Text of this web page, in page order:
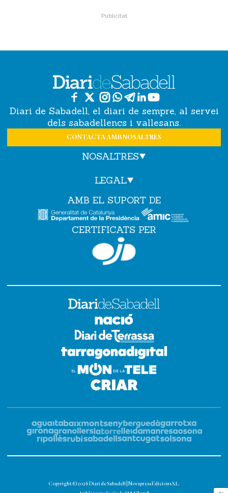
Diari de Sabadell, el diari de sempre, al servei
dels sabadellencs i vallesans.
CONTACTA AMB NOSALTRES
NOSALTRES
LEGAL
AMB EL SUPORT DE
CERTIFICATS PER
Copyright © 2026 Diari de Sabadell | Novapress Edicions S.L.